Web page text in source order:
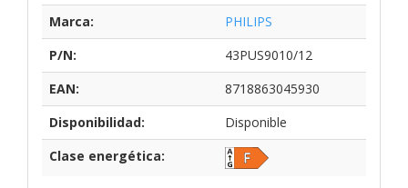
Marca:
PHILIPS
P/N:
43PUS9010/12
EAN:
8718863045930
Disponibilidad:
Disponible
Clase energética: